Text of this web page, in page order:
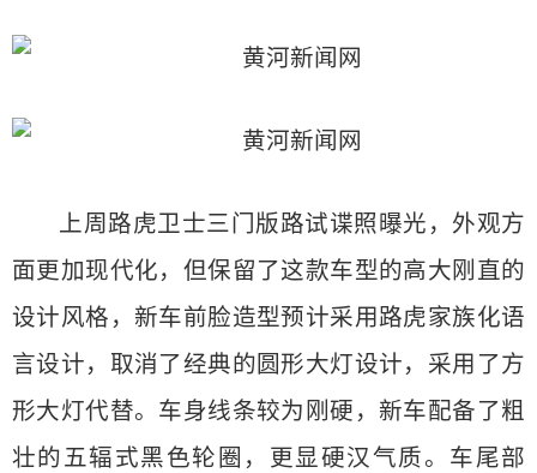
上周路虎卫士三门版路试谍照曝光，外观方
面更加现代化，但保留了这款车型的高大刚直的
设计风格，新车前脸造型预计采用路虎家族化语
言设计，取消了经典的圆形大灯设计，采用了方
形大灯代替。车身线条较为刚硬，新车配备了粗
壮的五辐式黑色轮圈，更显硬汉气质。车尾部